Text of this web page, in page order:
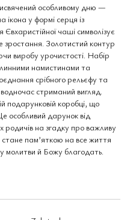
особливому дню —
у формі серця із
чаші символізує
зростання. Золотистий контур
виробу урочистості. Набір
намистинами та
срібного рельєфу та
водночас стриманий вигляд.
подарунковій коробці, що
особливий дарунок від
родичів на згадку про важливу
пам’яткою на все життя
й Божу благодать.